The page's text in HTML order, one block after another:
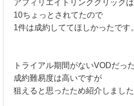
アフィリエイトリンククリックは
10ちょっとされてたので
1件は成約しててほしかったです。
トライアル期間がないVODだっ
成約難易度は高いですが
狙えると思ったため紹介しました